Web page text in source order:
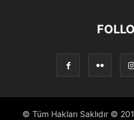
© Tüm Hakları Saklıdır ©